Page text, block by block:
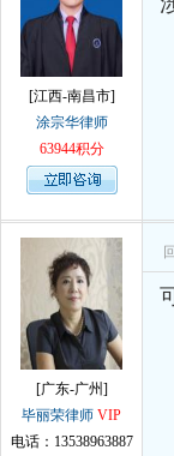
[江西-南昌市]
涂宗华律师
63944积分
[广东-广州]
毕丽荣律师 VIP
电话：13538963887